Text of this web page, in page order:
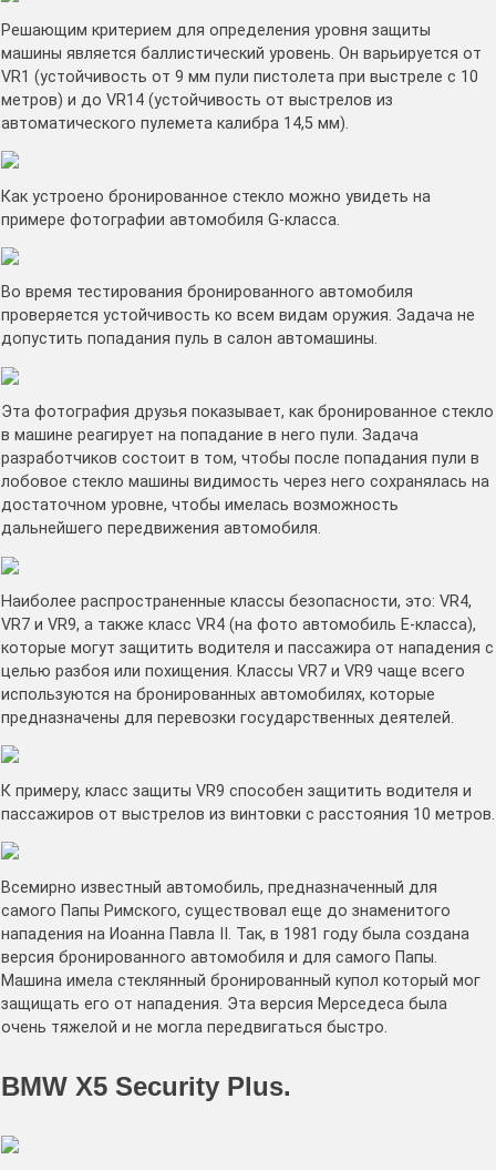
Решающим критерием для определения уровня защиты
машины является баллистический уровень. Он варьируется от
VR1 (устойчивость от 9 мм пули пистолета при выстреле с 10
метров) и до VR14 (устойчивость от выстрелов из
автоматического пулемета калибра 14,5 мм).
Как устроено бронированное стекло можно увидеть на
примере фотографии автомобиля G-класса.
Во время тестирования бронированного автомобиля
проверяется устойчивость ко всем видам оружия. Задача не
допустить попадания пуль в салон автомашины.
Эта фотография друзья показывает, как бронированное стекло
в машине реагирует на попадание в него пули. Задача
разработчиков состоит в том, чтобы после попадания пули в
лобовое стекло машины видимость через него сохранялась на
достаточном уровне, чтобы имелась возможность
дальнейшего передвижения автомобиля.
Наиболее распространенные классы безопасности, это: VR4,
VR7 и VR9, а также класс VR4 (на фото автомобиль Е-класса),
которые могут защитить водителя и пассажира от нападения с
целью разбоя или похищения. Классы VR7 и VR9 чаще всего
используются на бронированных автомобилях, которые
предназначены для перевозки государственных деятелей.
К примеру, класс защиты VR9 способен защитить водителя и
пассажиров от выстрелов из винтовки с расстояния 10 метров.
Всемирно известный автомобиль, предназначенный для
самого Папы Римского, существовал еще до знаменитого
нападения на Иоанна Павла II. Так, в 1981 году была создана
версия бронированного автомобиля и для самого Папы.
Машина имела стеклянный бронированный купол который мог
защищать его от нападения. Эта версия Мерседеса была
очень тяжелой и не могла передвигаться быстро.
BMW X5 Security Plus.